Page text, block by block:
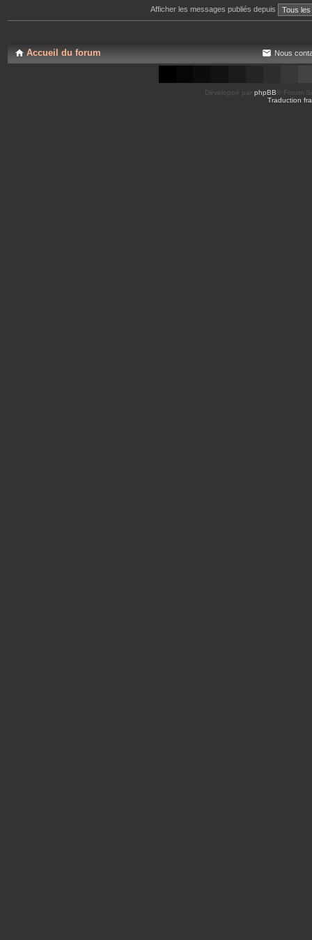
Afficher les messages publiés depuis
Accueil du forum Nous
Développé par phpBB ® Forum
Traduction